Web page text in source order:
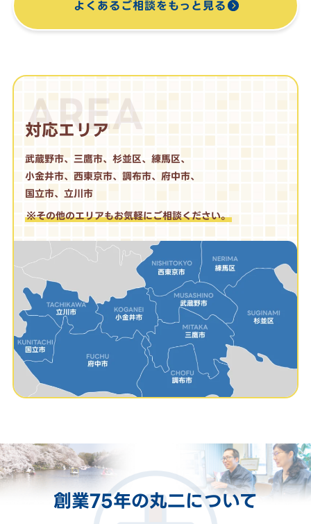
よくあるご相談をもっと見る
AREA
対応エリア
武蔵野市、三鷹市、杉並区、練馬区、
小金井市、西東京市、調布市、府中市、
国立市、立川市
※その他のエリアもお気軽にご相談ください。
創業75年の丸二について